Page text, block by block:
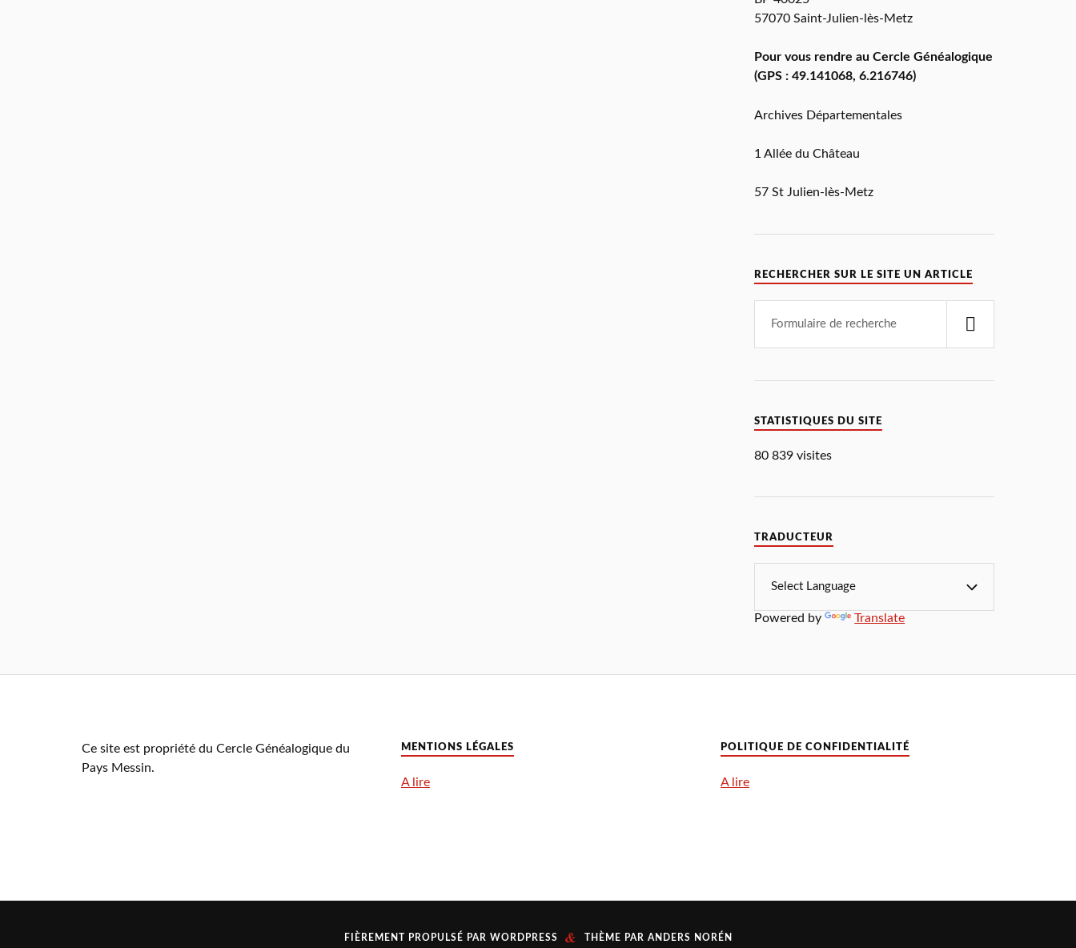
57070 Saint-Julien-lès-Metz
Pour vous rendre au Cercle Généalogique
(GPS : 49.141068, 6.216746)
Archives Départementales
1 Allée du Château
57 St Julien-lès-Metz
RECHERCHER SUR LE SITE UN ARTICLE
STATISTIQUES DU SITE
80 839 visites
TRADUCTEUR
Powered by Translate
Ce site est propriété du Cercle Généalogique du
Pays Messin.
MENTIONS LÉGALES
A lire
POLITIQUE DE CONFIDENTIALITÉ
A lire
FIÈREMENT PROPULSÉ PAR WORDPRESS & THÈME PAR ANDERS NORÉN